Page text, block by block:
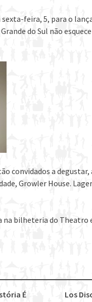
feira, 5, para o
do Sul não
convidados a
Growler House.
na bilheteria do Theatro
Los
É